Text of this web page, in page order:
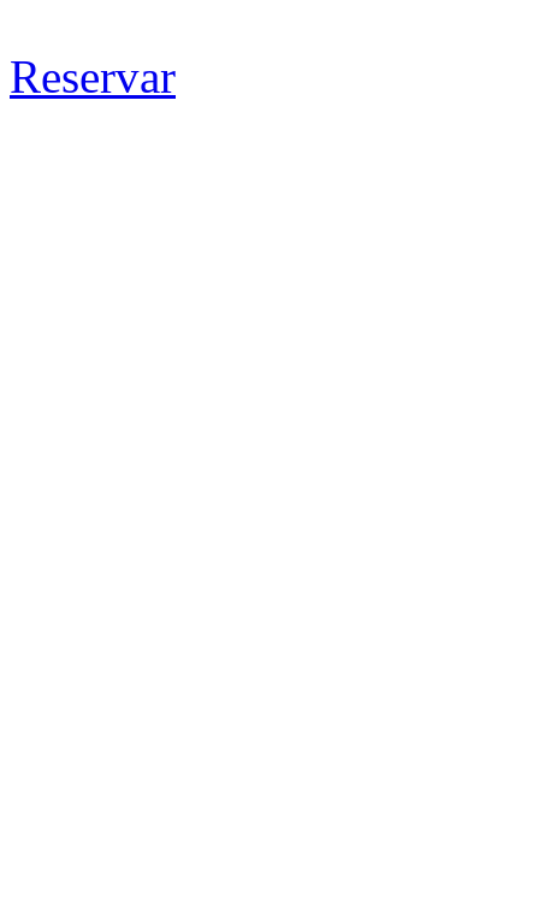
Reservar